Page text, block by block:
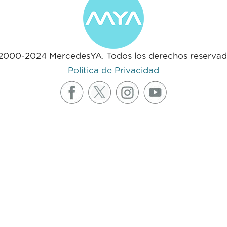
2024 MercedesYA. Todos los derechos
Politica de Privacidad